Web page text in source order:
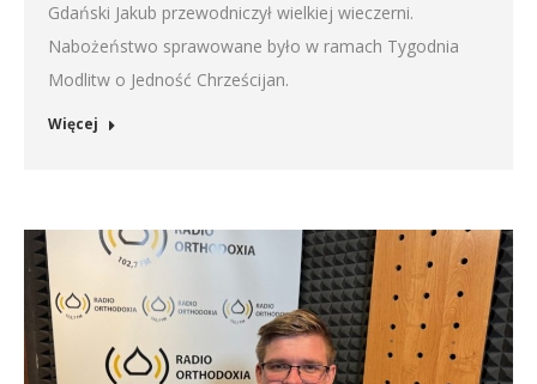
Gdański Jakub przewodniczył wielkiej wieczerni.
Nabożeństwo sprawowane było w ramach Tygodnia
Modlitw o Jedność Chrześcijan.
Więcej